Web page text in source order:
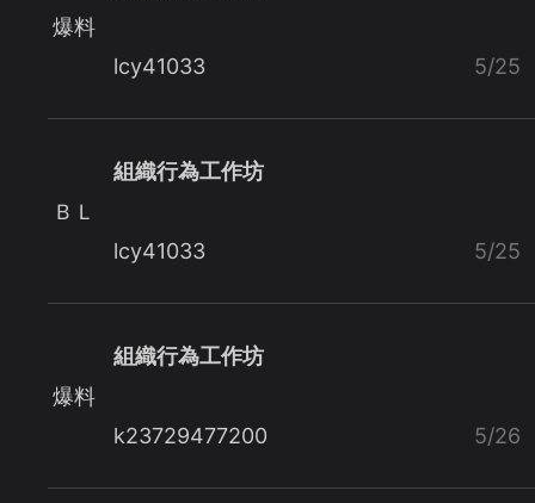
爆料
lcy41033 5/25
ＢＬ
組織行為工作坊
lcy41033 5/25
爆料
組織行為工作坊
k23729477200 5/26